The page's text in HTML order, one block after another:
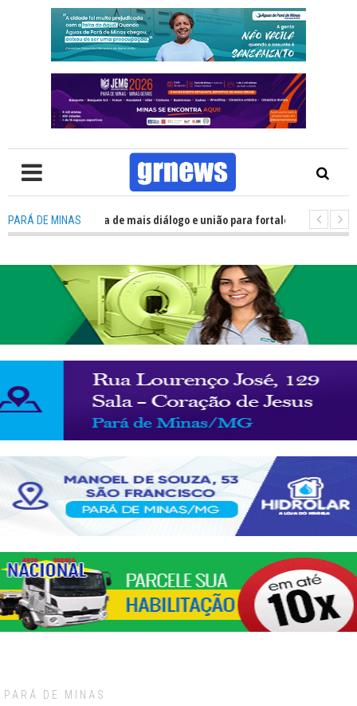
PARÁ DE MINAS
Política precisa de mais diálogo e união para fortalecer Minas e Pará
PARÁ DE MINAS